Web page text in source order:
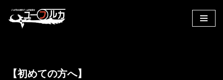
【初めての方へ】